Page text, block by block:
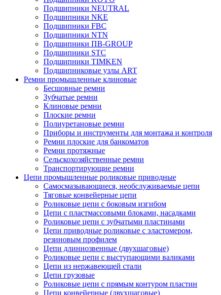
Подшипники NEUTRAL
Подшипники NKE
Подшипники FBC
Подшипники NTN
Подшипники ПВ-GROUP
Подшипники STC
Подшипники TIMKEN
Подшипниковые узлы ART
Ремни промышленные клиновые
Бесшовные ремни
Зубчатые ремни
Клиновые ремни
Плоские ремни
Полиуретановые ремни
Приборы и инструменты для монтажа и контроля
Ремни плоские для банкоматов
Ремни протяжные
Сельскохозяйственные ремни
Транспортирующие ремни
Цепи промышленные роликовые приводные
Самосмазывающиеся, необслуживаемые цепи
Тяговые конвейерные цепи
Роликовые цепи с боковым изгибом
Цепи с пластмассовыми блоками, насадками
Роликовые цепи с зубчатыми пластинами
Цепи приводные роликовые с эластомером,
резиновым профилем
Цепи длиннозвенные (двухшаговые)
Роликовые цепи с выступающими валиками
Цепи из нержавеющей стали
Цепи грузовые
Роликовые цепи с прямым контуром пластин
Цепи конвейерные (двухшаговые)